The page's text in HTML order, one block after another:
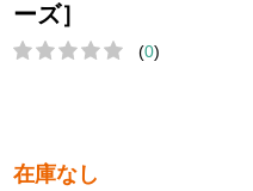
ーズ］
(0)
在庫なし